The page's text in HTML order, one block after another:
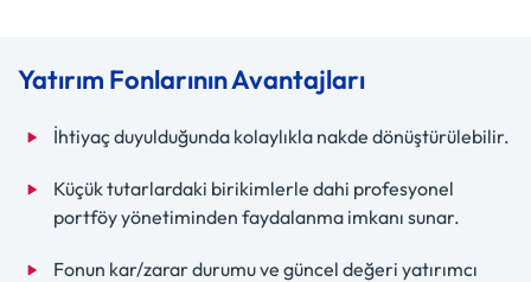
Yatırım Fonlarının Avantajları
İhtiyaç duyulduğunda kolaylıkla nakde dönüştürülebilir.
Küçük tutarlardaki birikimlerle dahi profesyonel
portföy yönetiminden faydalanma imkanı sunar.
Fonun kar/zarar durumu ve güncel değeri yatırımcı